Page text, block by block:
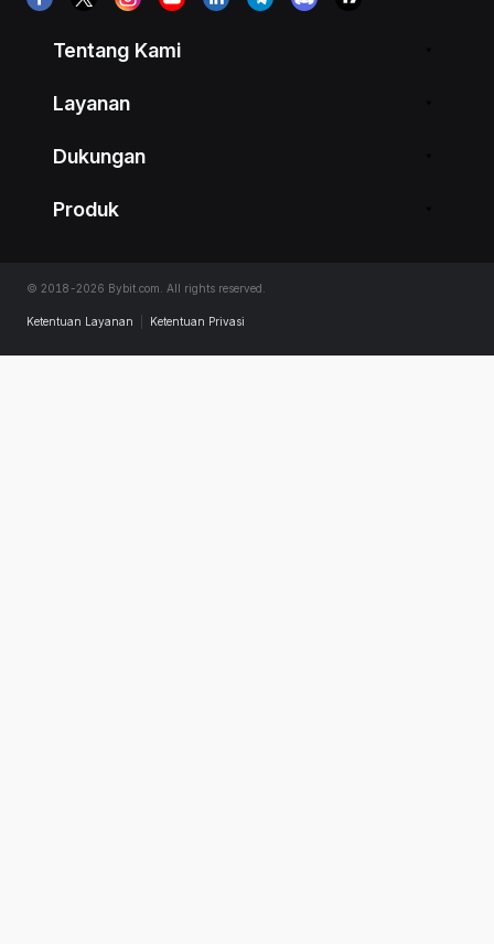
Tentang Kami
Layanan
Dukungan
Produk
© 2018-2026 Bybit.com. All rights reserved.
Ketentuan Layanan Ketentuan Privasi